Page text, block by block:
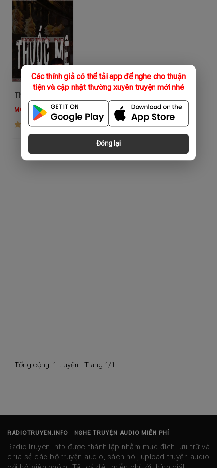
Các thính giả có thể tải app để nghe cho thuận
tiện và cập nhật thường xuyên truyện mới nhé
Đóng lại
Thuốc Mê
MC Đình Duy
Tổng cộng: 1 truyện - Trang 1/1
RADIOTRUYEN.INFO - NGHE TRUYỆN AUDIO MIỄN PHÍ
RadioTruyen.Info được thành lập nhằm mục đích lưu trữ và
chia sẻ các bộ truyện audio, sách nói, upload truyện audio